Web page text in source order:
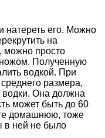
натереть его. Можно
на
можно просто
ножом. Полученную
водкой. При
размера,
водки. Она должна
может быть до 60
домашнюю, тоже
в ней не было